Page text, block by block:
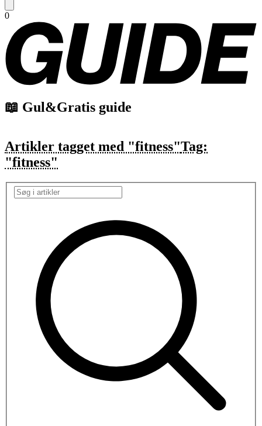
0
📖 Gul&Gratis guide
Artikler tagget med "fitness"Tag:
"fitness"